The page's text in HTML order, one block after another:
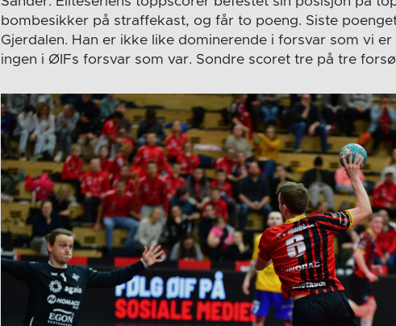
bombesikker på straffekast, og får to poeng. Siste
Gjerdalen. Han er ikke like dominerende i forsvar som vi
ingen i ØIFs forsvar som var. Sondre scoret tre på tre